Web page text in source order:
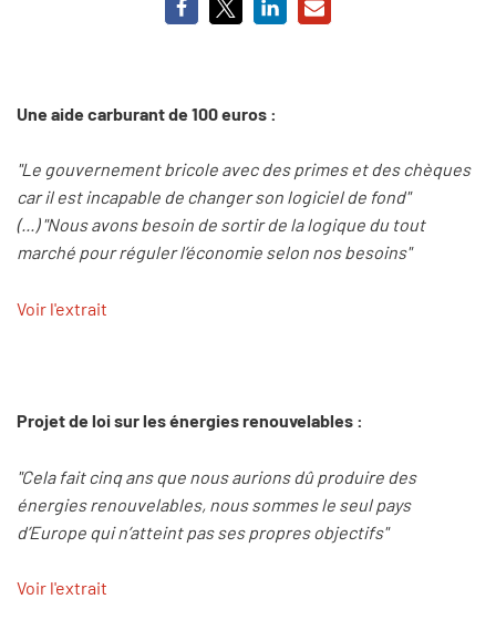
Une aide carburant de 100 euros :
"Le gouvernement bricole avec des primes et des chèques
car il est incapable de changer son logiciel de fond"
(...) "Nous avons besoin de sortir de la logique du tout
marché pour réguler l’économie selon nos besoins"
Voir l'extrait
Projet de loi sur les énergies renouvelables :
"Cela fait cinq ans que nous aurions dû produire des
énergies renouvelables, nous sommes le seul pays
d’Europe qui n’atteint pas ses propres objectifs"
Voir l'extrait